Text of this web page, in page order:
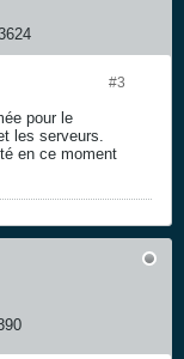
#3
pour le
les serveurs.
en ce moment